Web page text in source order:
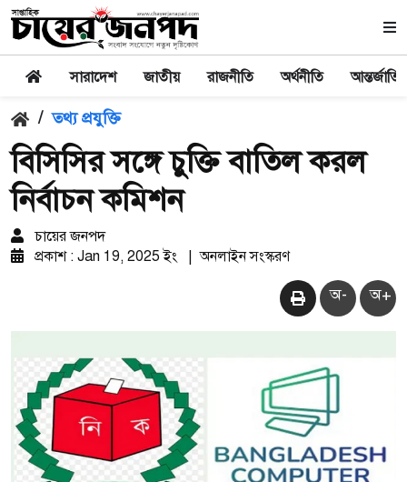
সারাদেশ জাতীয় রাজনীতি অর্থনীতি
/ তথ্য প্রযুক্তি
বিসিসির সঙ্গে চুক্তি বাতিল করল
নির্বাচন কমিশন
চায়ের জনপদ
প্রকাশ : Jan 19, 2025 ইং
অনলাইন সংস্করণ
অ- অ+